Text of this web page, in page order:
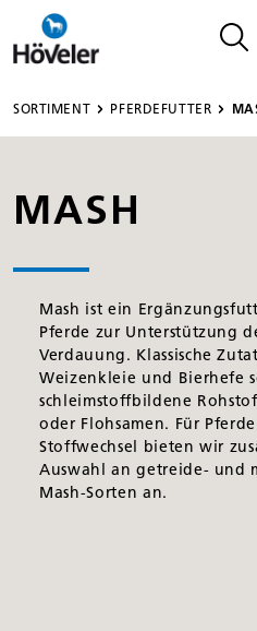
springen
SORTIMENT PFERDEFUTTER
MASH
Mash ist ein
Pferde zur Unterstützung
Verdauung. Klassische
Weizenkleie und Bierhefe
schleimstoffbildene
oder Flohsamen. Für
Stoffwechsel bieten wir
Auswahl an getreide- und
Mash-Sorten an.